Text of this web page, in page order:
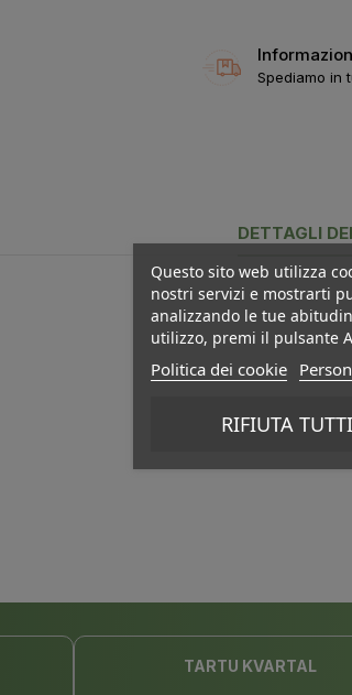
Spediamo in
DETTAGLI
TARTU KVARTAL
Questo sito web utilizza
nostri servizi e mostrarti
analizzando le tue
utilizzo, premi il pulsante
Politica dei cookie
RIFIUTA TUTTI